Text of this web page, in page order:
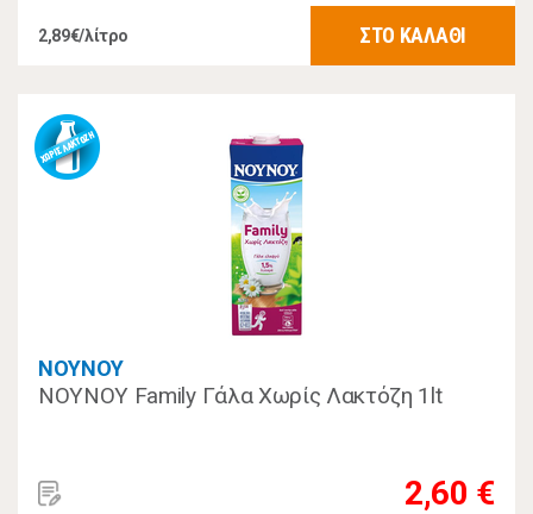
2,89€/λίτρο ΣΤΟ ΚΑΛΑΘΙ
ΝΟΥΝΟΥ
ΝΟΥΝΟΥ Family Γάλα Χωρίς Λακτόζη 1lt
2,60 €